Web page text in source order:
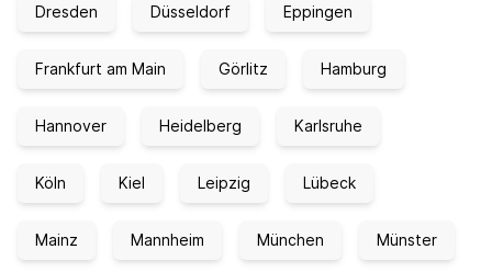
Dresden Düsseldorf Eppingen
Frankfurt am Main Görlitz Hamburg
Hannover Heidelberg Karlsruhe
Köln Kiel Leipzig Lübeck
Mainz Mannheim München Münster